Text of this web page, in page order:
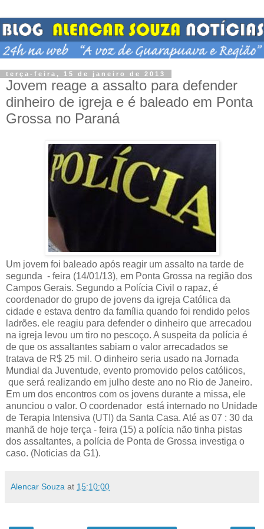
terça-feira, 15 de janeiro de 2013
Jovem reage a assalto para defender
dinheiro de igreja e é baleado em Ponta
Grossa no Paraná
Um jovem foi baleado após reagir um assalto na tarde de
segunda - feira (14/01/13), em Ponta Grossa na região dos
Campos Gerais. Segundo a Polícia Civil o rapaz, é
coordenador do grupo de jovens da igreja Católica da
cidade e estava dentro da família quando foi rendido pelos
ladrões. ele reagiu para defender o dinheiro que arrecadou
na igreja levou um tiro no pescoço. A suspeita da polícia é
de que os assaltantes sabiam o valor arrecadados se
tratava de R$ 25 mil. O dinheiro seria usado na Jornada
Mundial da Juventude, evento promovido pelos católicos,
que será realizando em julho deste ano no Rio de Janeiro.
Em um dos encontros com os jovens durante a missa, ele
anunciou o valor. O coordenador está internado no Unidade
de Terapia Intensiva (UTI) da Santa Casa. Até as 07 : 30 da
manhã de hoje terça - feira (15) a polícia não tinha pistas
dos assaltantes, a polícia de Ponta de Grossa investiga o
caso. (Noticias da G1).
Alencar Souza at 15:10:00